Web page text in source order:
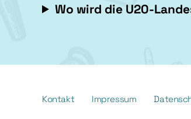
Wo wird die U20-
Kontakt Impressum